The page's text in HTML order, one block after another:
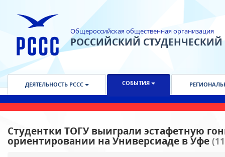
Общероссийская общественная организация
РОССИЙСКИЙ
ДЕЯТЕЛЬНОСТЬ РССС СОБЫТИЯ
Студентки ТОГУ выиграли эстафетную
ориентировании на Универсиаде в Уфе